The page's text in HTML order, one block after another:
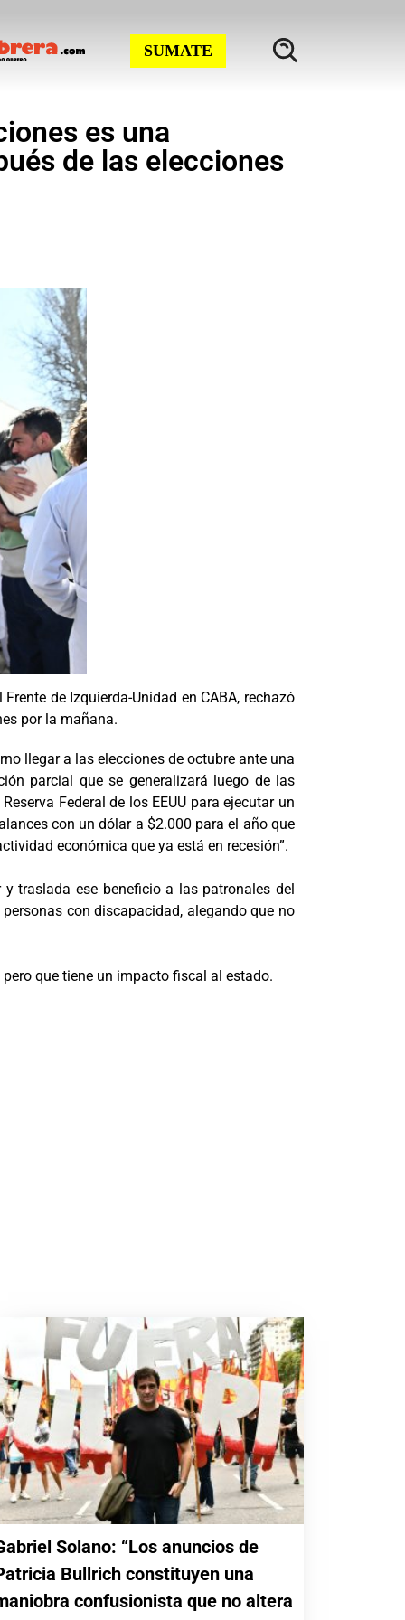
SUMATE
es una
de las elecciones
de Izquierda-Unidad en CABA, rechazó
por la mañana.
llegar a las elecciones de octubre ante una
parcial que se generalizará luego de las
Federal de los EEUU para ejecutar un
con un dólar a $2.000 para el año que
económica que ya está en recesión”.
traslada ese beneficio a las patronales del
con discapacidad, alegando que no
que tiene un impacto fiscal al estado.
Solano: “Los anuncios de
Bullrich constituyen una
confusionista que no altera